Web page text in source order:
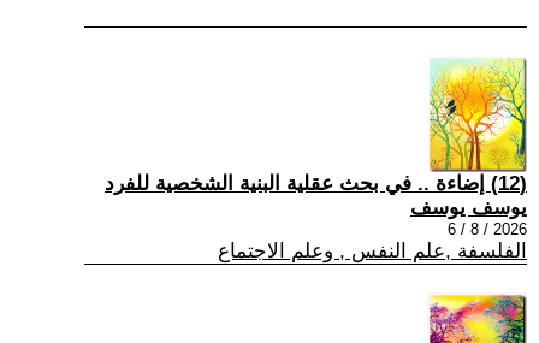
(12) إضاءة .. في بحث عقلية البنية الشخصية للفرد
يوسف يوسف
2026 / 8 / 6
الفلسفة ,علم النفس , وعلم الاجتماع